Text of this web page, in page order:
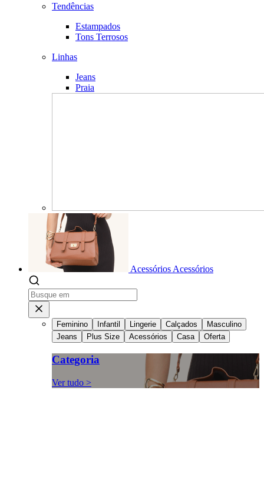
Tendências
Estampados
Tons Terrosos
Linhas
Jeans
Praia
Acessórios Acessórios
Feminino Infantil Lingerie Calçados
Masculino
Jeans
Plus Size Acessórios Casa Oferta
Categoria
Ver tudo >